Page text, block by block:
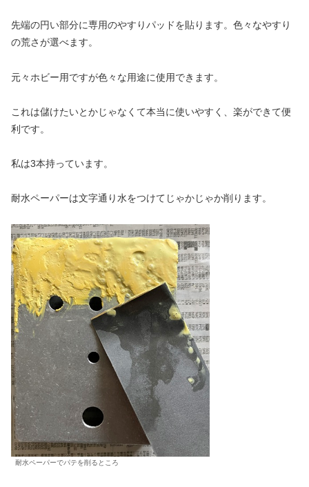
先端の円い部分に専用のやすりパッドを貼ります。色々なやすり
の荒さが選べます。
元々ホビー用ですが色々な用途に使用できます。
これは儲けたいとかじゃなくて本当に使いやすく、楽ができて便
利です。
私は3本持っています。
耐水ペーパーは文字通り水をつけてじゃかじゃか削ります。
耐水ペーパーでパテを削るところ